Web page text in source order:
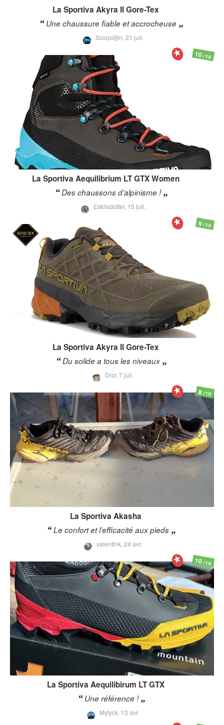
La Sportiva Akyra II Gore-Tex
Une chaussure fiable et accrocheuse
Scorpi@n, 21 juil.
La Sportiva Aequilibrium LT GTX Women
Des chaussons d’alpinisme !
Eskilsdotter, 15 juil.
10/10
La Sportiva Akyra II Gore-Tex
Du solide a tous les niveaux
Drcr, 7 juil.
9/10
La Sportiva Akasha
Le confort et l’efficacité aux pieds
valentink, 24 avr.
8/10
La Sportiva Aequilibirum LT GTX
Une référence !
Mytyck, 13 avr.
10/10